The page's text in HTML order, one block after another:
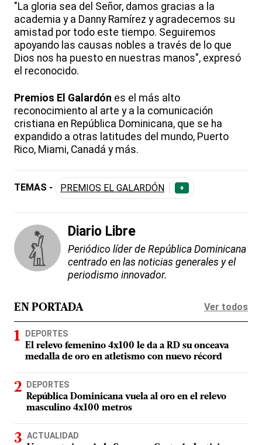
"La gloria sea del Señor, damos gracias a la
academia y a Danny Ramírez y agradecemos su
amistad por todo este tiempo. Seguiremos
apoyando las causas nobles a través de lo que
Dios nos ha puesto en nuestras manos", expresó
el reconocido.
Premios El Galardón es el más alto
reconocimiento al arte y a la comunicación
cristiana en República Dominicana, que se ha
expandido a otras latitudes del mundo, Puerto
Rico, Miami, Canadá y más.
TEMAS - PREMIOS EL GALARDÓN +
Diario Libre
Periódico líder de República Dominicana
centrado en las noticias generales y el
periodismo innovador.
EN PORTADA Ver todos
DEPORTES
El relevo femenino 4x100 le da a RD su onceava
medalla de oro en atletismo con nuevo récord
DEPORTES
República Dominicana vuela al oro en el relevo
masculino 4x100 metros
ACTUALIDAD